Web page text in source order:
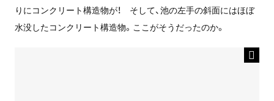
りにコンクリート構造物が！ そして、池の左手の斜面にはほぼ
水没したコンクリート構造物。ここがそうだったのか。